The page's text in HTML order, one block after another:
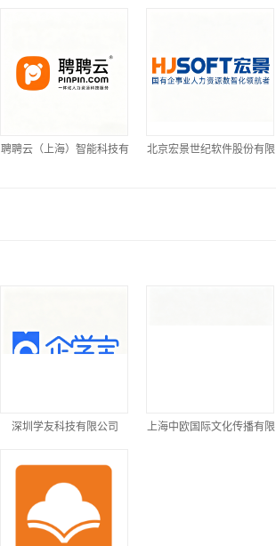
聘聘云（上海）智能科技有 北京宏景世纪软件股份有限
深圳学友科技有限公司 上海中欧国际文化传播有限